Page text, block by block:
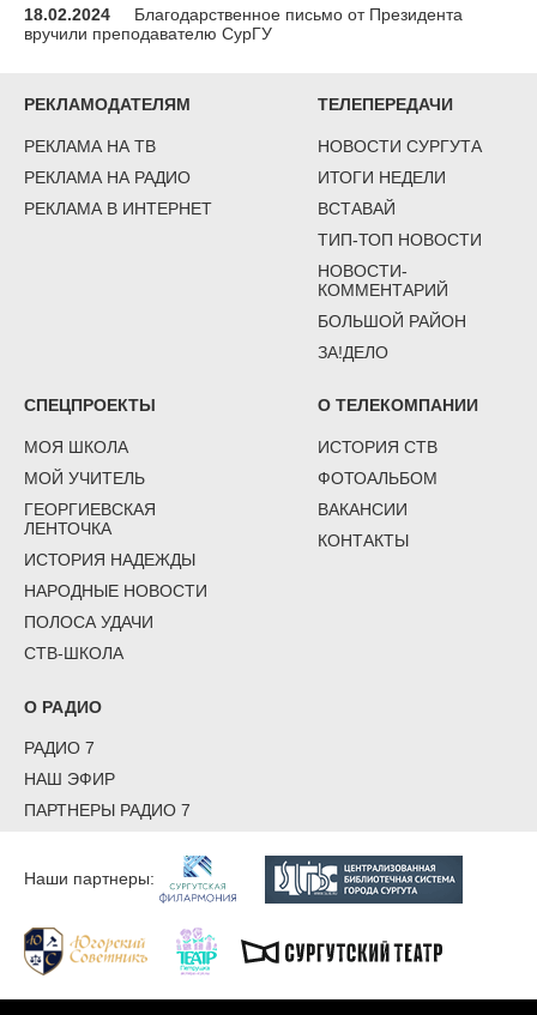
18.02.2024
Благодарственное письмо от Президента
вручили преподавателю СурГУ
РЕКЛАМОДАТЕЛЯМ
РЕКЛАМА НА ТВ
РЕКЛАМА НА РАДИО
РЕКЛАМА В ИНТЕРНЕТ
ТЕЛЕПЕРЕДАЧИ
НОВОСТИ СУРГУТА
ИТОГИ НЕДЕЛИ
ВСТАВАЙ
ТИП-ТОП НОВОСТИ
НОВОСТИ-
КОММЕНТАРИЙ
БОЛЬШОЙ РАЙОН
ЗА!ДЕЛО
СПЕЦПРОЕКТЫ
МОЯ ШКОЛА
МОЙ УЧИТЕЛЬ
ГЕОРГИЕВСКАЯ
ЛЕНТОЧКА
ИСТОРИЯ НАДЕЖДЫ
НАРОДНЫЕ НОВОСТИ
ПОЛОСА УДАЧИ
СТВ-ШКОЛА
О ТЕЛЕКОМПАНИИ
ИСТОРИЯ СТВ
ФОТОАЛЬБОМ
ВАКАНСИИ
КОНТАКТЫ
О РАДИО
РАДИО 7
НАШ ЭФИР
ПАРТНЕРЫ РАДИО 7
Наши партнеры: